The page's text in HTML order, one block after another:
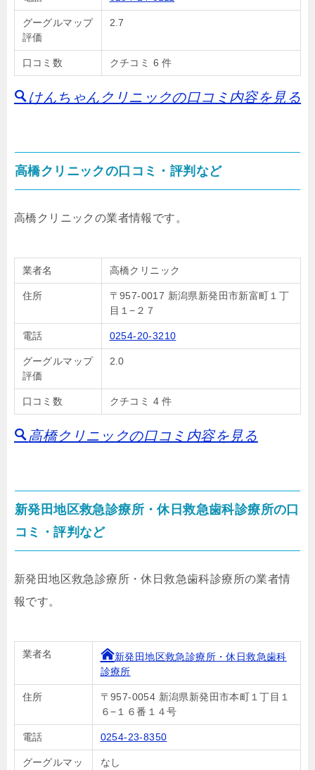
グーグルマップ
評価
2.7
口コミ数 クチコミ 6 件
けんちゃんクリニックの口コミ内容を見る
高橋クリニックの口コミ・評判など
高橋クリニックの業者情報です。
業者名 高橋クリニック
住所
〒957-0017 新潟県新発田市新富町１丁
目１−２７
電話 0254-20-3210
グーグルマップ
評価
2.0
口コミ数 クチコミ 4 件
高橋クリニックの口コミ内容を見る
新発田地区救急診療所・休日救急歯科診療所の口
コミ・評判など
新発田地区救急診療所・休日救急歯科診療所の業者情
報です。
業者名
新発田地区救急診療所・休日救急歯科
診療所
住所
〒957-0054 新潟県新発田市本町１丁目１
６−１６番１４号
電話 0254-23-8350
グーグルマッ なし